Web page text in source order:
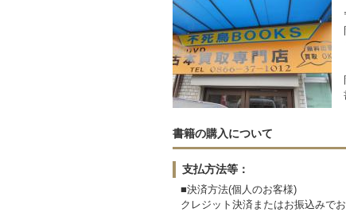
書籍の購入について
支払方法等：
■決済方法(個人のお客様)
クレジット決済またはお振込みでお